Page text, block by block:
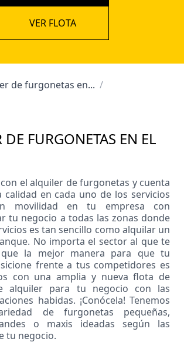
VER FLOTA
de furgonetas en... /
FURGONETAS EN EL
el alquiler de furgonetas y cuenta
calidad en cada uno de los servicios
movilidad en tu empresa con
tu negocio a todas las zonas donde
es tan sencillo como alquilar un
No importa el sector al que te
que la mejor manera para que tu
frente a tus competidores es
con una amplia y nueva flota de
alquiler para tu negocio con las
habidas. ¡Conócela! Tenemos
de furgonetas pequeñas,
o maxis ideadas según las
tu negocio.